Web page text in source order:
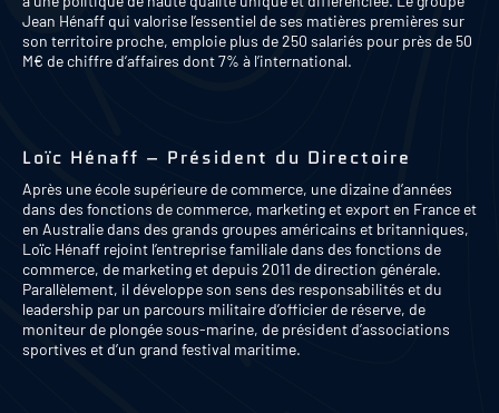
Jean Hénaff qui valorise l’essentiel de ses matières premières sur
son territoire proche, emploie plus de 250 salariés pour près de 50
M€ de chiffre d’affaires dont 7% à l’international.
Loïc Hénaff – Président du Directoire
Après une école supérieure de commerce, une dizaine d’années
dans des fonctions de commerce, marketing et export en France et
en Australie dans des grands groupes américains et britanniques,
Loïc Hénaff rejoint l’entreprise familiale dans des fonctions de
commerce, de marketing et depuis 2011 de direction générale.
Parallèlement, il développe son sens des responsabilités et du
leadership par un parcours militaire d’officier de réserve, de
moniteur de plongée sous-marine, de président d’associations
sportives et d’un grand festival maritime.